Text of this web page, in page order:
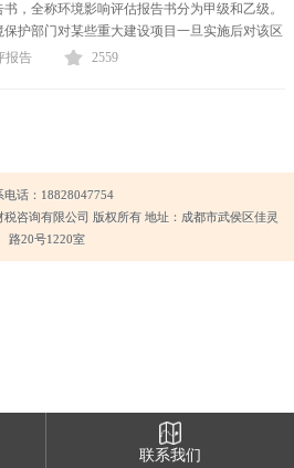
，全称环境影响评估报告书分为甲级和乙级。
保护部门对某些重大建设项目一旦实施后对该区
境可能产生的影响的预见性评定。（...
报告 2559
电话：18828047754
咨询有限公司 版权所有 地址：成都市武侯区佳灵
路20号1220室
联系我们